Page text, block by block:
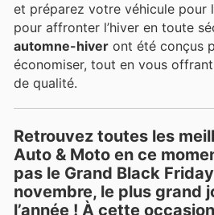
et préparez votre véhicule pour
pour affronter l’hiver en toute
automne-hiver ont été conçus
économiser, tout en vous
de qualité.
Retrouvez toutes les
Auto & Moto en ce
pas le Grand Black Friday
novembre, le plus grand
l’année ! À cette